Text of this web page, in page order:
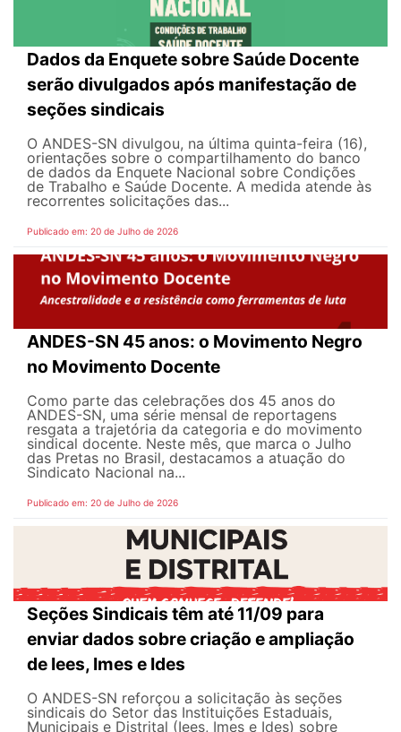
Dados da Enquete sobre Saúde Docente
serão divulgados após manifestação de
seções sindicais
O ANDES-SN divulgou, na última quinta-feira (16),
orientações sobre o compartilhamento do banco
de dados da Enquete Nacional sobre Condições
de Trabalho e Saúde Docente. A medida atende às
recorrentes solicitações das...
Publicado em: 20 de Julho de 2026
ANDES-SN 45 anos: o Movimento Negro
no Movimento Docente
Como parte das celebrações dos 45 anos do
ANDES-SN, uma série mensal de reportagens
resgata a trajetória da categoria e do movimento
sindical docente. Neste mês, que marca o Julho
das Pretas no Brasil, destacamos a atuação do
Sindicato Nacional na...
Publicado em: 20 de Julho de 2026
Seções Sindicais têm até 11/09 para
enviar dados sobre criação e ampliação
de Iees, Imes e Ides
O ANDES-SN reforçou a solicitação às seções
sindicais do Setor das Instituições Estaduais,
Municipais e Distrital (Iees, Imes e Ides) sobre